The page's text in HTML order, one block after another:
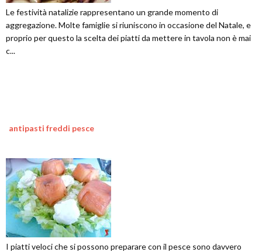
Le festività natalizie rappresentano un grande momento di
aggregazione. Molte famiglie si riuniscono in occasione del Natale, e
proprio per questo la scelta dei piatti da mettere in tavola non è mai
c...
antipasti freddi pesce
I piatti veloci che si possono preparare con il pesce sono davvero